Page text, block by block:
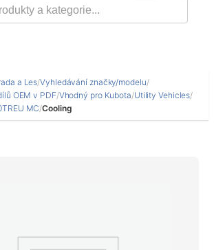
a Les/Vyhledávání značky/modelu/
OEM v PDF/Vhodný pro Kubota/Utility Vehicles/
MC/Cooling